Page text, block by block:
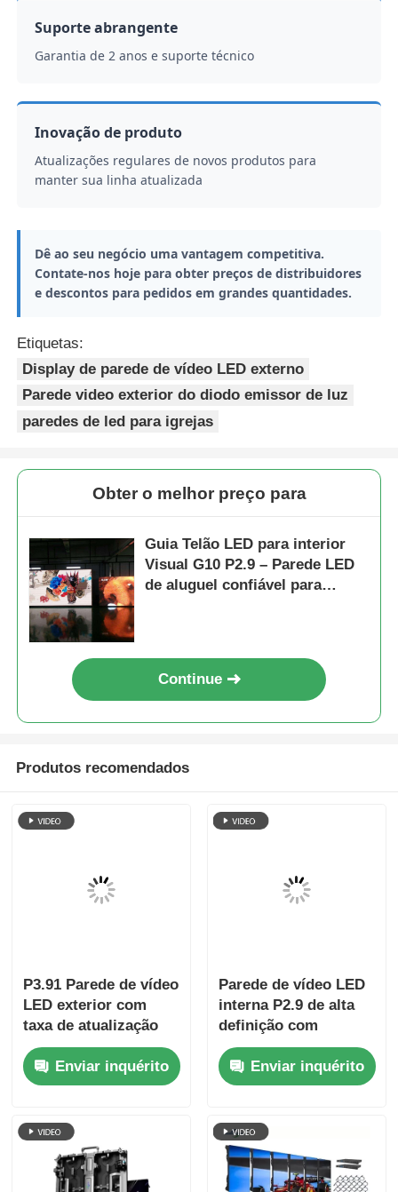
Suporte abrangente
Garantia de 2 anos e suporte técnico
Inovação de produto
Atualizações regulares de novos produtos para
manter sua linha atualizada
Dê ao seu negócio uma vantagem competitiva.
Contate-nos hoje para obter preços de distribuidores
e descontos para pedidos em grandes quantidades.
Etiquetas:
Display de parede de vídeo LED externo
Parede video exterior do diodo emissor de luz
paredes de led para igrejas
Obter o melhor preço para
Guia Telão LED para interior
Visual G10 P2.9 – Parede LED
de aluguel confiável para
Continue
Produtos recomendados
P3.91 Parede de vídeo
LED exterior com
taxa de atualização
de 7680Hz, exibição
em cores completas e
proteção IP65 para
de palco
Enviar inquérito
Parede de vídeo LED
interna P2.9 de alta
definição com
densidade de pixel de
2,9 mm, taxa de
atualização de 3840
4500cd/m²
Enviar inquérito